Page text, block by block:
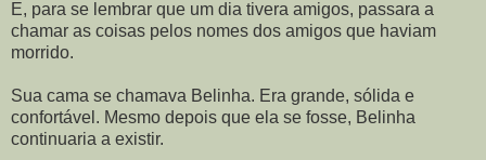
E, para se lembrar que um dia tivera amigos, passara a
chamar as coisas pelos nomes dos amigos que haviam
morrido.
Sua cama se chamava Belinha. Era grande, sólida e
confortável. Mesmo depois que ela se fosse, Belinha
continuaria a existir.